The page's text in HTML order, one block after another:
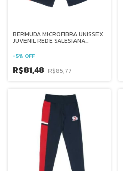
BERMUDA MICROFIBRA UNISSEX
JUVENIL REDE SALESIANA
-5% OFF
R$81,48 R$85,77